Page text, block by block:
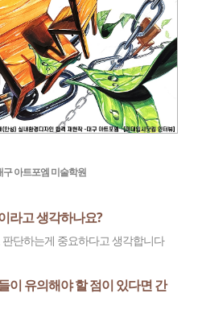
구 아트포엠 미술학원
라고 생각하나요?
단하는게 중요하다고 생각합니다
이 유의해야 할 점이 있다면 간